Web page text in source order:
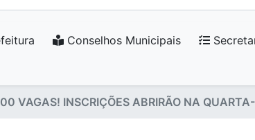
Conselhos Municipais
VAGAS! INSCRIÇÕES ABRIRÃO NA